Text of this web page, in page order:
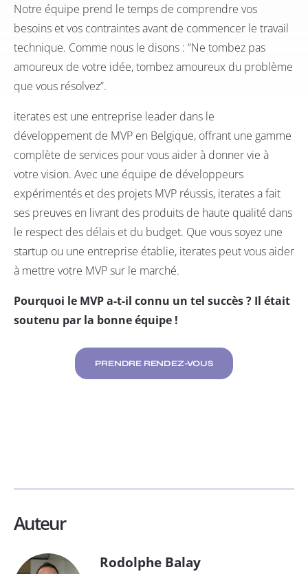
Notre équipe prend le temps de comprendre vos
besoins et vos contraintes avant de commencer le travail
technique. Comme nous le disons : “Ne tombez pas
amoureux de votre idée, tombez amoureux du problème
que vous résolvez”.
iterates est une entreprise leader dans le
développement de MVP en Belgique, offrant une gamme
complète de services pour vous aider à donner vie à
votre vision. Avec une équipe de développeurs
expérimentés et des projets MVP réussis, iterates a fait
ses preuves en livrant des produits de haute qualité dans
le respect des délais et du budget. Que vous soyez une
startup ou une entreprise établie, iterates peut vous aider
à mettre votre MVP sur le marché.
Pourquoi le MVP a-t-il connu un tel succès ? Il était
soutenu par la bonne équipe !
PRENDRE RENDEZ-VOUS
Auteur
Rodolphe Balay